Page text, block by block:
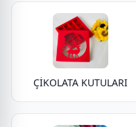
ÇİKOLATA KUTULARI